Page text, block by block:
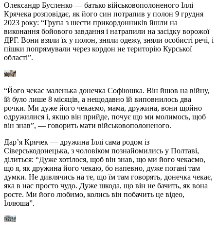
Олександр Бусленко — батько військовополоненого Іллі
Крячека розповідає, як його син потрапив у полон 9 грудня
2023 року: “Група з шести прикордонників йшли на
виконання бойового завдання і натрапили на засідку ворожої
ДРГ. Вони взяли їх у полон, зняли одежу, зняли особисті речі, і
пішки попрямували через кордон не територію Курської
області”.
“Його чекає маленька донечка Софіюшка. Він йшов на війну,
їй було лише 8 місяців, а нещодавно їй виповнилось два
рочки. Ми дуже його чекаємо, мама, дружина, вони щойно
одружилися і, якщо він прийде, почує що ми молимось, щоб
він знав”, — говорить мати військовополоненого.
Дар’я Крячек — дружина Іллі сама родом із
Сіверськодонецька, з чоловіком познайомились у Полтаві,
ділиться: “Дуже хотілося, щоб він знав, що ми його чекаємо,
що я, як дружина його чекаю, бо напевно, дуже погані там
думки. Не дивлячись на те, що їм там говорять, донечка чекає,
яка в нас просто чудо. Дуже шкода, що він не бачить, як вона
росте. Ми його любимо, колись він побачить це відео,
Іллюша”.